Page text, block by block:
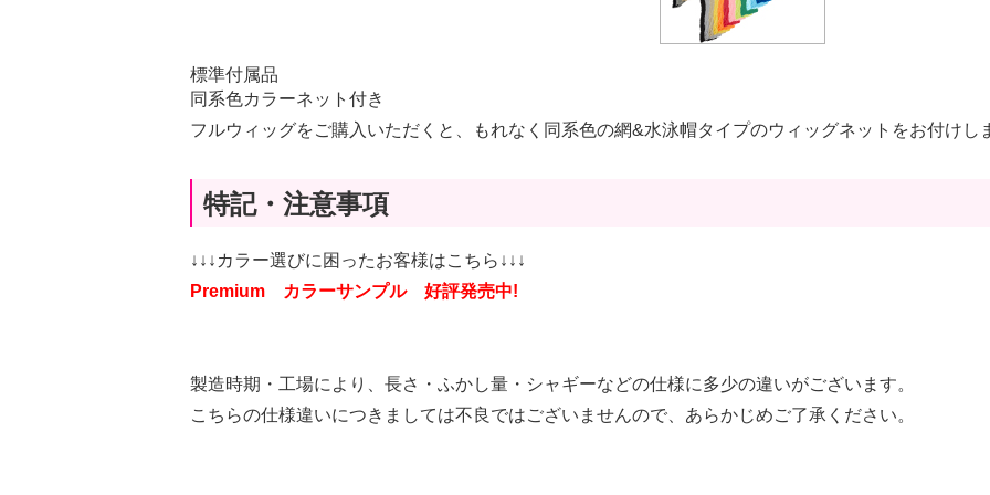
標準付属品
同系色カラーネット付き
フルウィッグをご購入いただくと、もれなく同系色の網&水泳帽タイプのウィッグネットをお付けし
特記・注意事項
↓↓↓カラー選びに困ったお客様はこちら↓↓↓
Premium カラーサンプル 好評発売中!
製造時期・工場により、長さ・ふかし量・シャギーなどの仕様に多少の違いがございます。
こちらの仕様違いにつきましては不良ではございませんので、あらかじめご了承ください。